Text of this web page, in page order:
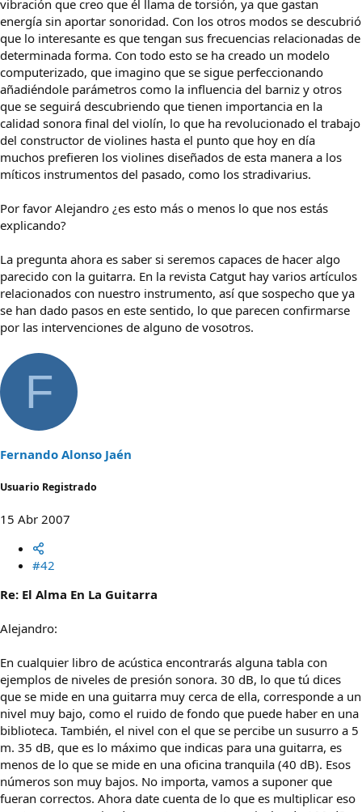
vibración que creo que él llama de torsión, ya que gastan
energía sin aportar sonoridad. Con los otros modos se descubrió
que lo interesante es que tengan sus frecuencias relacionadas de
determinada forma. Con todo esto se ha creado un modelo
computerizado, que imagino que se sigue perfeccionando
añadiéndole parámetros como la influencia del barniz y otros
que se seguirá descubriendo que tienen importancia en la
calidad sonora final del violín, lo que ha revolucionado el trabajo
del constructor de violines hasta el punto que hoy en día
muchos prefieren los violines diseñados de esta manera a los
míticos instrumentos del pasado, como los stradivarius.
Por favor Alejandro ¿es esto más o menos lo que nos estás
explicando?
La pregunta ahora es saber si seremos capaces de hacer algo
parecido con la guitarra. En la revista Catgut hay varios artículos
relacionados con nuestro instrumento, así que sospecho que ya
se han dado pasos en este sentido, lo que parecen confirmarse
por las intervenciones de alguno de vosotros.
F
Fernando Alonso Jaén
Usuario Registrado
15 Abr 2007
#42
Re: El Alma En La Guitarra
Alejandro:
En cualquier libro de acústica encontrarás alguna tabla con
ejemplos de niveles de presión sonora. 30 dB, lo que tú dices
que se mide en una guitarra muy cerca de ella, corresponde a un
nivel muy bajo, como el ruido de fondo que puede haber en una
biblioteca. También, el nivel con el que se percibe un susurro a 5
m. 35 dB, que es lo máximo que indicas para una guitarra, es
menos de lo que se mide en una oficina tranquila (40 dB). Esos
números son muy bajos. No importa, vamos a suponer que
fueran correctos. Ahora date cuenta de lo que es multiplicar eso